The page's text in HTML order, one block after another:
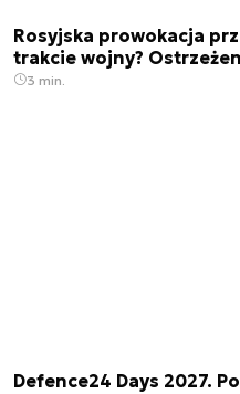
Rosyjska prowokacja
trakcie wojny?
3 min.
Defence24 Days 2027.